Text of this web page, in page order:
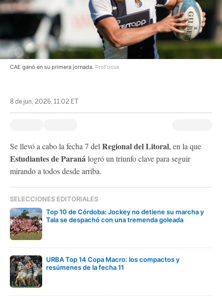
CAE ganó en su primera jornada. ProFocus
8 de jun, 2026, 11:02 ET
Se llevó a cabo la fecha 7 del Regional del Litoral, en la que
Estudiantes de Paranálogró un triunfo clave para seguir
mirando a todos desde arriba.
SELECCIONES EDITORIALES
Top 10 de Córdoba: Jockey no detiene su marcha y
Tala se despachó con una tremenda goleada
URBA Top 14 Copa Macro: los compactos y
resúmenes de la fecha 11